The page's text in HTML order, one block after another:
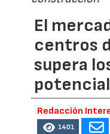
El
centros
supera
Redacción
1401